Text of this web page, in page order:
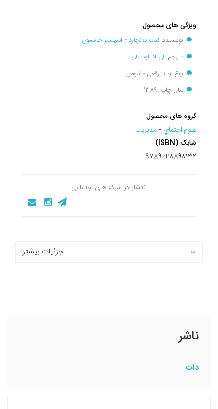
ویژگی های محصول
نویسنده:کنت بلانچارد - اسپنسر جانسون
مترجم: لی لا الوندیان
نوع جلد: رقعی - شومیز
سال چاپ: 1389
گروه های محصول
علوم اجتماي - مديريت
شابک (ISBN)
9789648898132
انتشار در شبکه های اجتماعی
جزئیات بیشتر
ناشر
دات